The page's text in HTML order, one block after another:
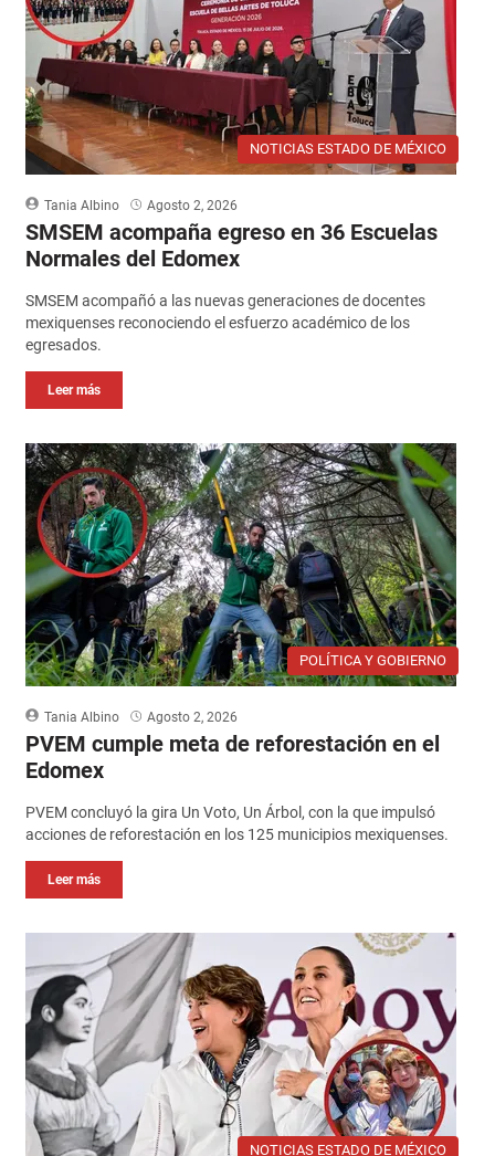
NOTICIAS ESTADO DE MÉXICO
Tania Albino Agosto 2, 2026
SMSEM acompaña egreso en 36 Escuelas
Normales del Edomex
SMSEM acompañó a las nuevas generaciones de docentes
mexiquenses reconociendo el esfuerzo académico de los
egresados.
Leer más
POLÍTICA Y GOBIERNO
Tania Albino Agosto 2, 2026
PVEM cumple meta de reforestación en el
Edomex
PVEM concluyó la gira Un Voto, Un Árbol, con la que impulsó
acciones de reforestación en los 125 municipios mexiquenses.
Leer más
NOTICIAS ESTADO DE MÉXICO